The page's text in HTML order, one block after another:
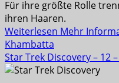
Für ihre größte Rolle
ihren Haaren.
Weiterlesen Mehr
Khambatta
Star Trek Discovery – 12